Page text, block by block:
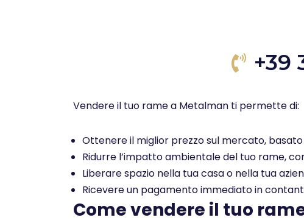
+39
Vendere il tuo rame a Metalman ti permette di:
Ottenere il miglior prezzo sul mercato,
Ridurre l’impatto ambientale del tuo rame,
Liberare spazio nella tua casa o nella tua
Ricevere un pagamento immediato in
Come vendere il tuo